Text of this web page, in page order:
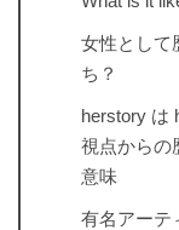
女性として
ち？
herstory は
視点からの
意味
有名アーテ